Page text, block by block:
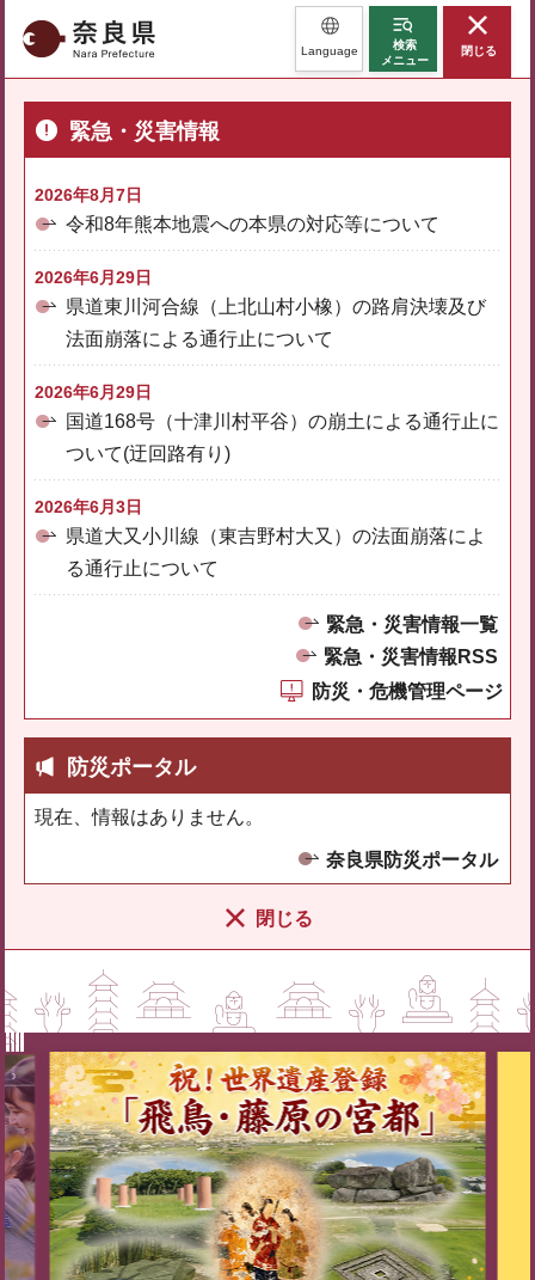
奈良県 Language
検索
メニュー
閉じる
緊急・災害情報
2026年8月7日
令和8年熊本地震への本県の対応等について
2026年6月29日
県道東川河合線（上北山村小橡）の路肩決壊及び
法面崩落による通行止について
2026年6月29日
国道168号（十津川村平谷）の崩土による通行止に
ついて(迂回路有り)
2026年6月3日
県道大又小川線（東吉野村大又）の法面崩落によ
る通行止について
緊急・災害情報一覧
緊急・災害情報RSS
防災・危機管理ページ
防災ポータル
現在、情報はありません。
奈良県防災ポータル
閉じる